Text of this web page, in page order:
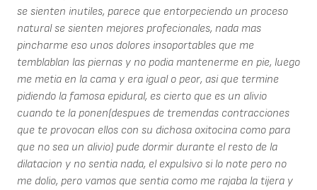
se sienten inutiles, parece que entorpeciendo un proceso
natural se sienten mejores profecionales, nada mas
pincharme eso unos dolores insoportables que me
temblablan las piernas y no podia mantenerme en pie, luego
me metia en la cama y era igual o peor, asi que termine
pidiendo la famosa epidural, es cierto que es un alivio
cuando te la ponen(despues de tremendas contracciones
que te provocan ellos con su dichosa oxitocina como para
que no sea un alivio) pude dormir durante el resto de la
dilatacion y no sentia nada, el expulsivo si lo note pero no
me dolio, pero vamos que sentia como me rajaba la tijera y